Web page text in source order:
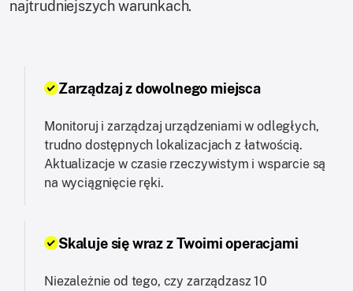
najtrudniejszych warunkach.
Zarządzaj z dowolnego miejsca
Monitoruj i zarządzaj urządzeniami w odległych,
trudno dostępnych lokalizacjach z łatwością.
Aktualizacje w czasie rzeczywistym i wsparcie są
na wyciągnięcie ręki.
Skaluje się wraz z Twoimi operacjami
Niezależnie od tego, czy zarządzasz 10